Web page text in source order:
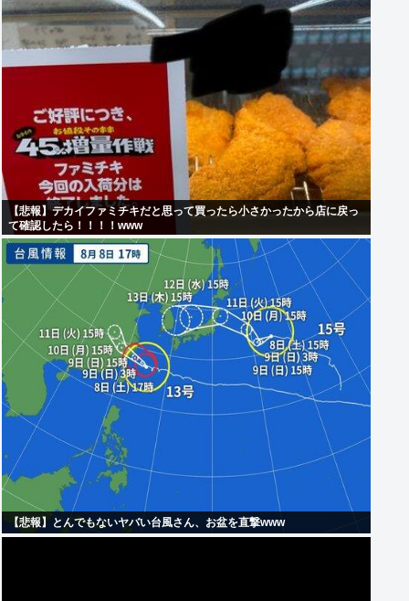
【悲報】デカイファミチキだと思って買ったら小さかったから店に戻っ
て確認したら！！！！www
【悲報】とんでもないヤバい台風さん、お盆を直撃www